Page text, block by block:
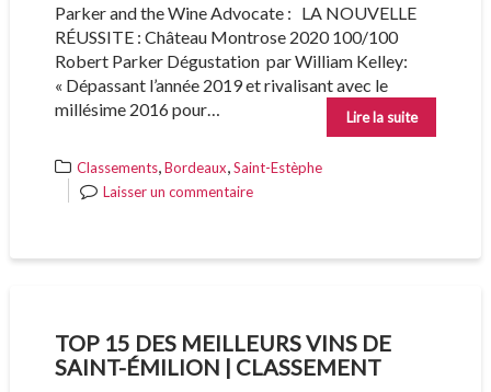
Parker and the Wine Advocate : LA NOUVELLE
RÉUSSITE : Château Montrose 2020 100/100
Robert Parker Dégustation par William Kelley:
« Dépassant l’année 2019 et rivalisant avec le
millésime 2016 pour…
Lire la suite
Classements,Bordeaux,Saint-Estèphe
Laisser un commentaire
TOP 15 DES MEILLEURS VINS DE
SAINT-ÉMILION | CLASSEMENT